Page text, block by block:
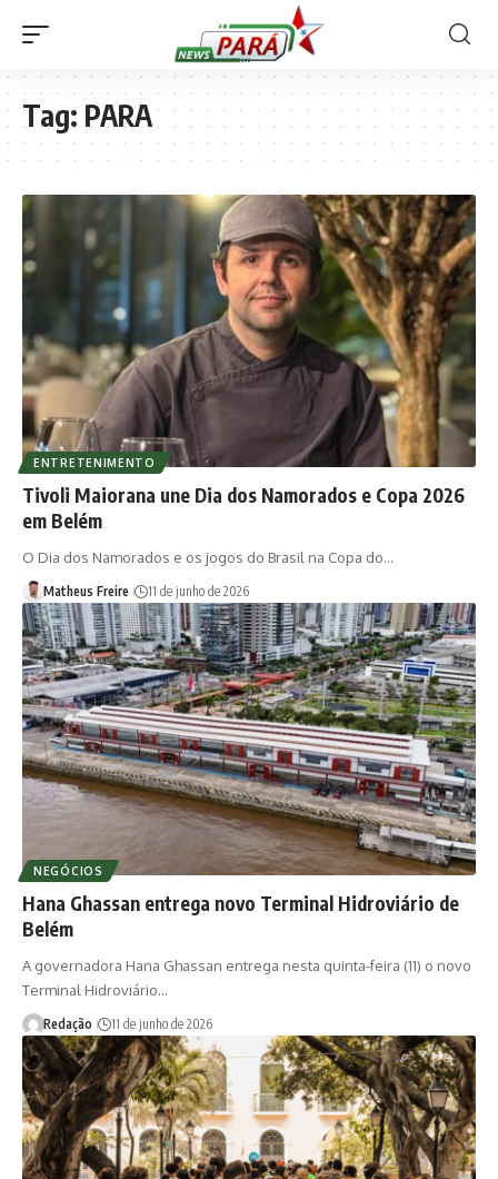
Tag: PARA
ENTRETENIMENTO
Tivoli Maiorana une Dia dos Namorados e Copa 2026
em Belém
O Dia dos Namorados e os jogos do Brasil na Copa do…
Matheus Freire 11 de junho de 2026
NEGÓCIOS
Hana Ghassan entrega novo Terminal Hidroviário de
Belém
A governadora Hana Ghassan entrega nesta quinta-feira (11) o novo
Terminal Hidroviário…
Redação 11 de junho de 2026